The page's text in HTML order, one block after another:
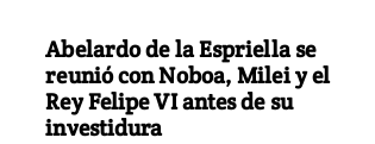
Abelardo de la Espriella se
reunió con Noboa, Milei y el
Rey Felipe VI antes de su
investidura